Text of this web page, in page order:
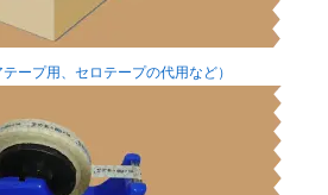
ページ お気に入り
ープ用、セロテープの代用など）